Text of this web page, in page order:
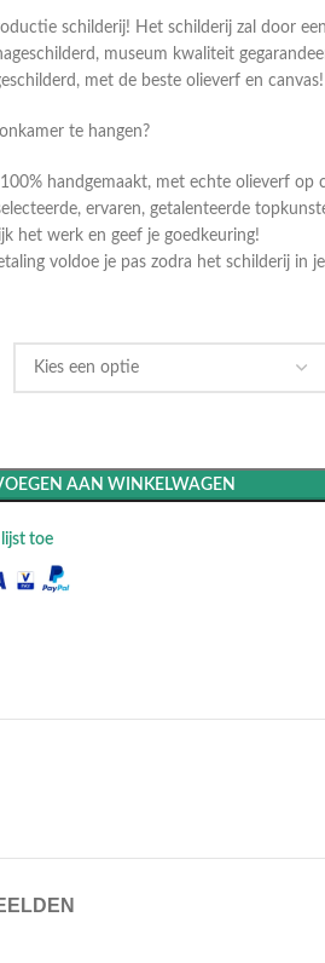
schilderij! Het schilderij zal door
museum kwaliteit
met de beste olieverf en canvas!
te hangen?
handgemaakt, met echte olieverf op
ervaren, getalenteerde
het werk en geef je goedkeuring!
voldoe je pas zodra het schilderij in
AAN WINKELWAGEN
toe